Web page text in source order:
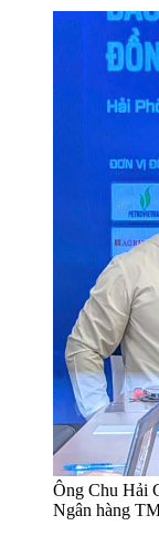
Ông Chu Hải
Ngân hàng